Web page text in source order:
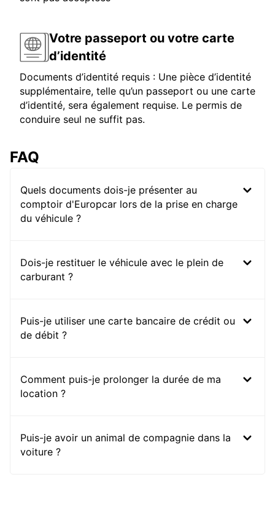
Votre passeport ou votre carte
d’identité
Documents d’identité requis : Une pièce d’identité
supplémentaire, telle qu’un passeport ou une carte
d’identité, sera également requise. Le permis de
conduire seul ne suffit pas.
FAQ
Quels documents dois-je présenter au
comptoir d'Europcar lors de la prise en charge
du véhicule ?
Dois-je restituer le véhicule avec le plein de
carburant ?
Puis-je utiliser une carte bancaire de crédit ou
de débit ?
Comment puis-je prolonger la durée de ma
location ?
Puis-je avoir un animal de compagnie dans la
voiture ?